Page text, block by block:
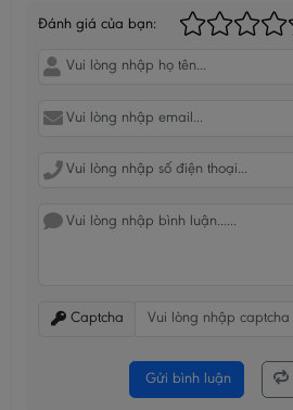
Đánh giá của bạn:
Captcha
Gửi bình luận